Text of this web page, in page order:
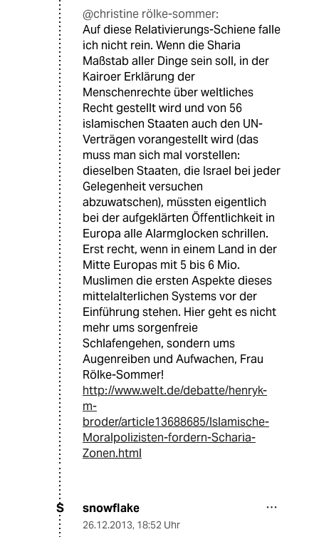
@christine rölke-sommer:
Auf diese Relativierungs-Schiene falle
ich nicht rein. Wenn die Sharia
Maßstab aller Dinge sein soll, in der
Kairoer Erklärung der
Menschenrechte über weltliches
Recht gestellt wird und von 56
islamischen Staaten auch den UN-
Verträgen vorangestellt wird (das
muss man sich mal vorstellen:
dieselben Staaten, die Israel bei jeder
Gelegenheit versuchen
abzuwatschen), müssten eigentlich
bei der aufgeklärten Öffentlichkeit in
Europa alle Alarmglocken schrillen.
Erst recht, wenn in einem Land in der
Mitte Europas mit 5 bis 6 Mio.
Muslimen die ersten Aspekte dieses
mittelalterlichen Systems vor der
Einführung stehen. Hier geht es nicht
mehr ums sorgenfreie
Schlafengehen, sondern ums
Augenreiben und Aufwachen, Frau
Rölke-Sommer!
http://www.welt.de/debatte/henryk-
m-
broder/article13688685/Islamische-
Moralpolizisten-fordern-Scharia-
Zonen.html
S snowflake
26.12.2013, 18:52 Uhr